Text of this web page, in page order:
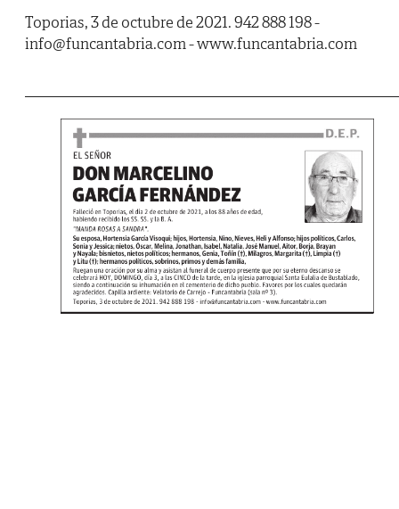
Toporias, 3 de octubre de 2021. 942 888 198 -
info@funcantabria.com - www.funcantabria.com